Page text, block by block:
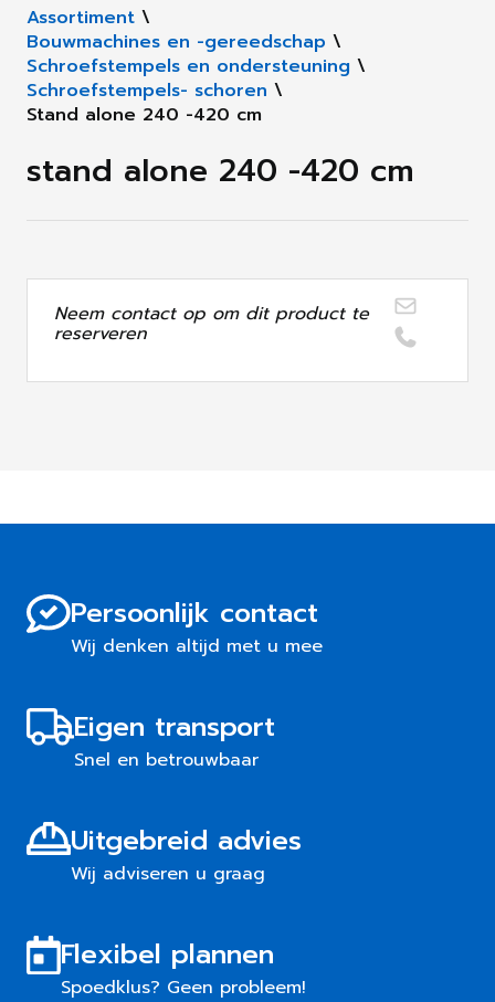
Assortiment \
Bouwmachines en -gereedschap \
Schroefstempels en ondersteuning \
Schroefstempels- schoren \
Stand alone 240 -420 cm
stand alone 240 -420 cm
Neem contact op om dit product te
reserveren
Persoonlijk contact
Wij denken altijd met u mee
Eigen transport
Snel en betrouwbaar
Uitgebreid advies
Wij adviseren u graag
Flexibel plannen
Spoedklus? Geen probleem!